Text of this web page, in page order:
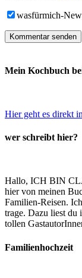
wasfürmich-
Mein Kochbuch
Hier geht es direkt
wer schreibt hier?
Hallo, ICH BIN
hier von meinen
Familien-Reisen.
trage. Dazu liest du
tollen
Familienhochzeit